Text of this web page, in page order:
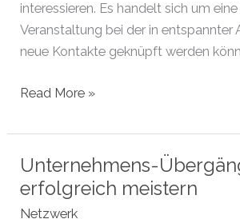
interessieren. Es handelt sich um
Veranstaltung bei der in entspannter
neue Kontakte geknüpft werden
Unternehmens-
erfolgreich
meistern
Read More »
Unternehmens-
erfolgreich meistern
Netzwerk